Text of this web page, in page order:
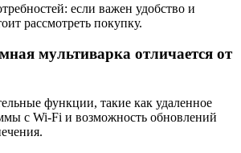
если важен удобство и
рассмотреть покупку.
мультиварка отличается от
функции, такие как удаленное
с Wi-Fi и возможность обновлений